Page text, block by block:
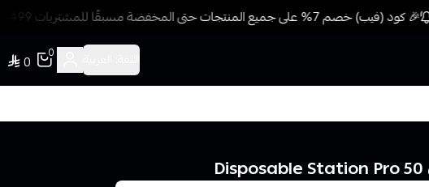
🎉 كود (فيب) خصم 7% على جميع المنتجات حتى المخفضة مسبقًا للمشتريات 499 ريال + شحن وتوصيل مجاني
0
0